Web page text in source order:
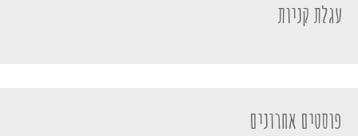
עגלת קניות
פוסטים אחרונים